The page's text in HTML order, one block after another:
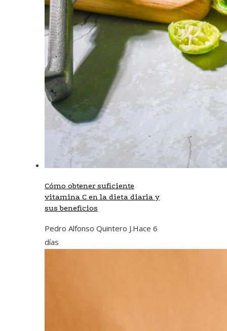
Cómo obtener suficiente
vitamina C en la dieta diaria y
sus beneficios
Pedro Alfonso Quintero J.Hace 6
días